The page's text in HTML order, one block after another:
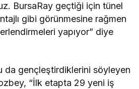
BursaRay geçtiği için tünel
gibi görünmesine rağmen
yapıyor” diye
da gençleştirdiklerini söyleyen
“İlk etapta 29 yeni iş